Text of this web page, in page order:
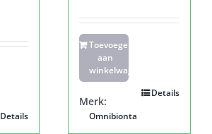
Details
€27,95.€22,33.
Toevoegen
aan
winkelwagen
Details
Merk:
Omnibionta